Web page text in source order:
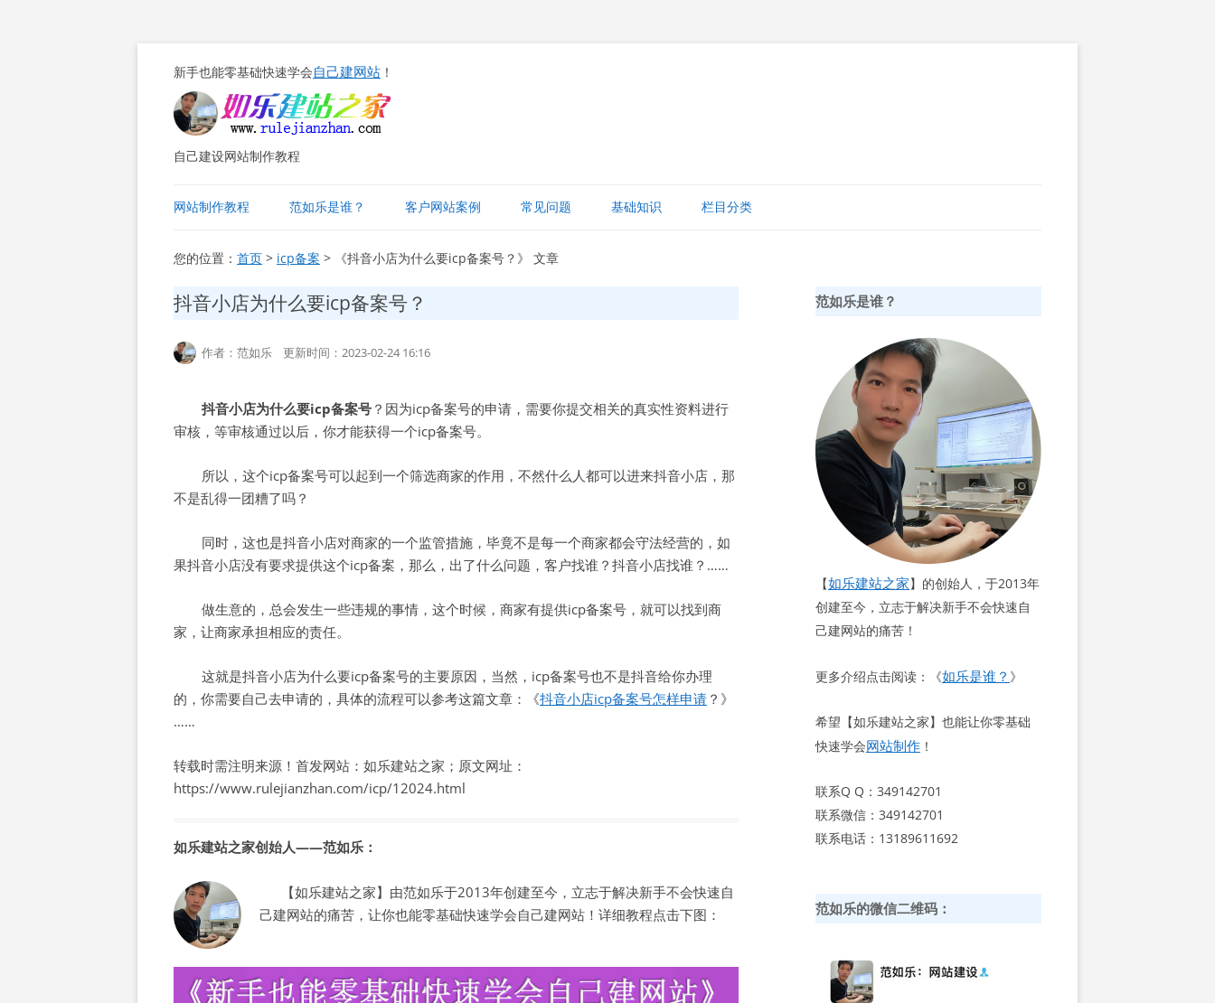
新手也能零基础快速学会自己建网站 ！
自己建设网站制作教程
至
正
网站制作教程 范如乐是谁？ 客户网站案例 常见问题 基础知识 栏目分类
建站程序
HTML教程
WORDPRESS教程
站长资源软件下载
您的位置： 首页 > icp备案 > 《抖音小店为什么要icp备案号？》 文章
抖音小店为什么要icp备案号？
作者：范如乐 更新时间：2023-02-24 16:16
抖音小店为什么要icp备案号？因为icp备案号的申请，需要你提交相关的真实性资料进行
审核，等审核通过以后，你才能获得一个icp备案号。
所以，这个icp备案号可以起到一个筛选商家的作用，不然什么人都可以进来抖音小店，那
不是乱得一团糟了吗？
同时，这也是抖音小店对商家的一个监管措施，毕竟不是每一个商家都会守法经营的，如
果抖音小店没有要求提供这个icp备案，那么，出了什么问题，客户找谁？抖音小店找谁？……
做生意的，总会发生一些违规的事情，这个时候，商家有提供icp备案号，就可以找到商
家，让商家承担相应的责任。
这就是抖音小店为什么要icp备案号的主要原因，当然，icp备案号也不是抖音给你办理
的，你需要自己去申请的，具体的流程可以参考这篇文章：《抖音小店icp备案号怎样申请 ？》
……
转载时需注明来源！首发网站：如乐建站之家；原文网址：
https://www.rulejianzhan.com/icp/12024.html
如乐建站之家创始人——范如乐：
【如乐建站之家】由范如乐于2013年创建至今，立志于解决新手不会快速自
己建网站的痛苦，让你也能零基础快速学会自己建网站！详细教程点击下图：
范如乐是谁？
【如乐建站之家】的创始人，于2013年
创建至今，立志于解决新手不会快速自
己建网站的痛苦！
更多介绍点击阅读：《如乐是谁？ 》
希望【如乐建站之家】也能让你零基础
快速学会网站制作 ！
联系Q Q：349142701
联系微信：349142701
联系电话：13189611692
范如乐的微信二维码：